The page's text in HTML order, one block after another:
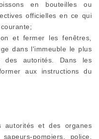
en bouteilles ou
officielles en ce qui
et fermer les fenêtres,
dans l'immeuble le plus
des autorités. Dans les
aux instructions du
autorités et des organes
pompiers, police,